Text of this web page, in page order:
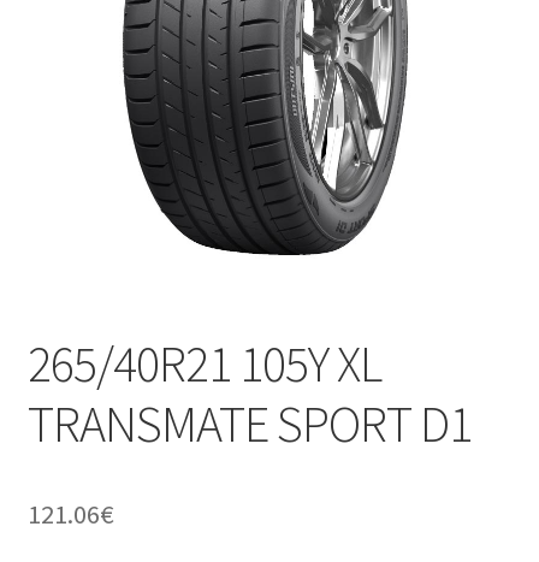
265/40R21 105Y XL
TRANSMATE SPORT D1
121.06€